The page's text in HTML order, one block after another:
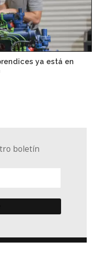
ya está en
boletín